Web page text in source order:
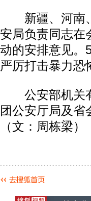
新疆、河南、
安局负责同志在
动的安排意见。
严厉打击暴力恐
公安部机关有
团公安厅局及省
（文：周栋梁）